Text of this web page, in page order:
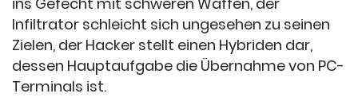
Infiltrator schleicht sich ungesehen zu seinen
Zielen, der Hacker stellt einen Hybriden dar,
dessen Hauptaufgabe die Übernahme von PC-
Terminals ist.